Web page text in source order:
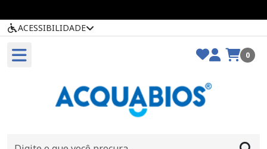
ACESSIBILIDADE
0